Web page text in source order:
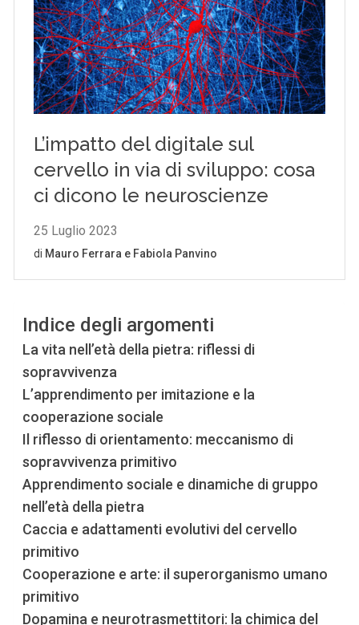
Indice degli argomenti
La vita nell’età della pietra: riflessi di
sopravvivenza
L’apprendimento per imitazione e la
cooperazione sociale
Il riflesso di orientamento: meccanismo di
sopravvivenza primitivo
Apprendimento sociale e dinamiche di gruppo
nell’età della pietra
Caccia e adattamenti evolutivi del cervello
primitivo
Cooperazione e arte: il superorganismo umano
primitivo
Dopamina e neurotrasmettitori: la chimica del